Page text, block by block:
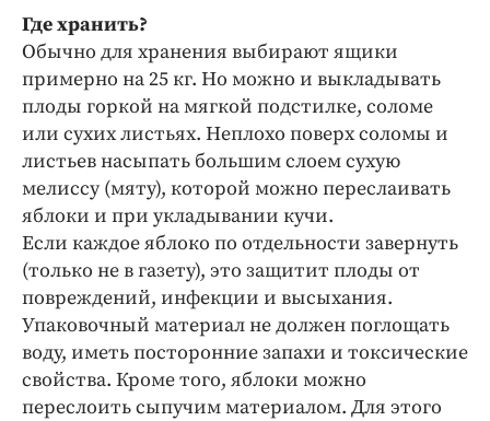
Где хранить?
Обычно для хранения выбирают ящики
примерно на 25 кг. Но можно и выкладывать
плоды горкой на мягкой подстилке, соломе
или сухих листьях. Неплохо поверх соломы и
листьев насыпать большим слоем сухую
мелиссу (мяту), которой можно переслаивать
яблоки и при укладывании кучи.
Если каждое яблоко по отдельности завернуть
(только не в газету), это защитит плоды от
повреждений, инфекции и высыхания.
Упаковочный материал не должен поглощать
воду, иметь посторонние запахи и токсические
свойства. Кроме того, яблоки можно
переслоить сыпучим материалом. Для этого